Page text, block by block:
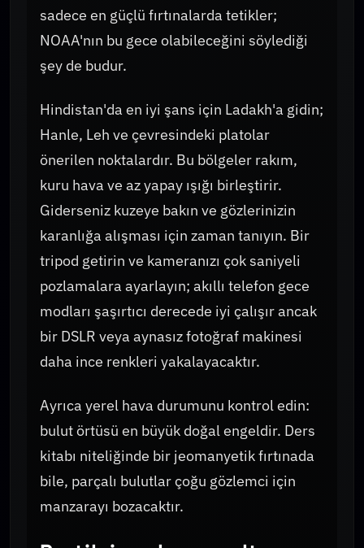
sadece en güçlü fırtınalarda tetikler;
NOAA'nın bu gece olabileceğini söylediği
şey de budur.
Hindistan'da en iyi şans için Ladakh'a gidin;
Hanle, Leh ve çevresindeki platolar
önerilen noktalardır. Bu bölgeler rakım,
kuru hava ve az yapay ışığı birleştirir.
Giderseniz kuzeye bakın ve gözlerinizin
karanlığa alışması için zaman tanıyın. Bir
tripod getirin ve kameranızı çok saniyeli
pozlamalara ayarlayın; akıllı telefon gece
modları şaşırtıcı derecede iyi çalışır ancak
bir DSLR veya aynasız fotoğraf makinesi
daha ince renkleri yakalayacaktır.
Ayrıca yerel hava durumunu kontrol edin:
bulut örtüsü en büyük doğal engeldir. Ders
kitabı niteliğinde bir jeomanyetik fırtınada
bile, parçalı bulutlar çoğu gözlemci için
manzarayı bozacaktır.